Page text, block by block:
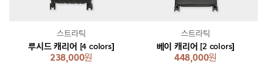
루시드 캐리어 [4 colors]
238,000원
스트라틱
베이 캐리어 [2 colors]
448,000원
스트라틱